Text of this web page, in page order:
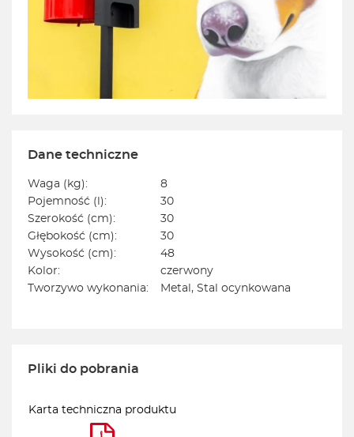
Dane techniczne
Waga (kg):
8
Pojemność (l):
30
Szerokość (cm):
30
Głębokość (cm):
30
Wysokość (cm):
48
Kolor:
czerwony
Tworzywo wykonania:
Metal, Stal ocynkowana
Pliki do pobrania
Karta techniczna produktu